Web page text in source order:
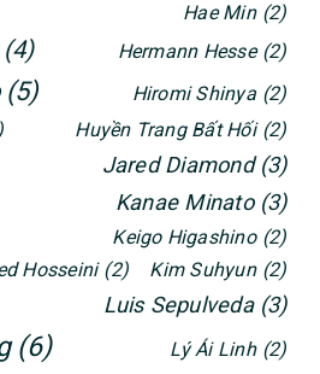
Hae Min (2)
(4) Hermann Hesse (2)
(5) Hiromi Shinya (2)
Huyền Trang Bất Hối (2)
Jared Diamond (3)
Kanae Minato (3)
Keigo Higashino (2)
Hosseini (2) Kim Suhyun (2)
Luis Sepulveda (3)
(6) Lý Ái Linh (2)